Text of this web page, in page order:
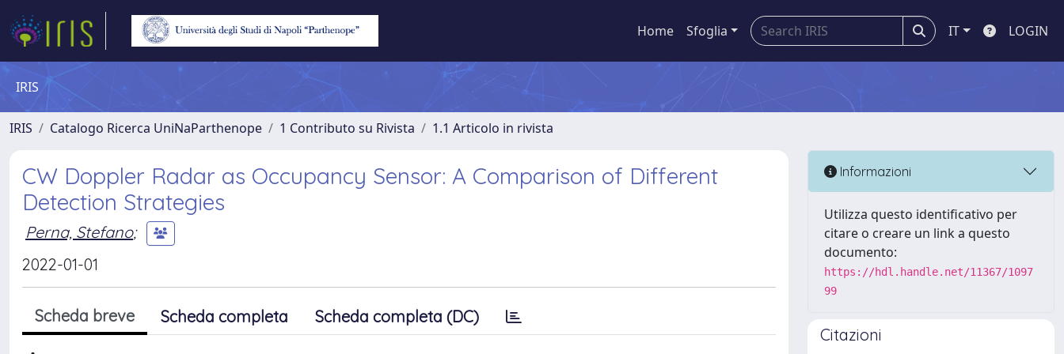
Home Sfoglia IT LOGIN
IRIS
IRIS Catalogo Ricerca UniNaParthenope 1 Contributo su Rivista 1.1 Articolo in rivista
CW Doppler Radar as Occupancy Sensor: A Comparison of Different
Detection Strategies
Perna, Stefano;
2022-01-01
Scheda breve Scheda completa Scheda completa (DC)
Informazioni
Utilizza questo identificativo per
citare o creare un link a questo
documento:
https://hdl.handle.net/11367/1097
99
Citazioni